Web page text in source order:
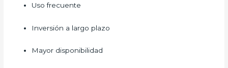
Uso frecuente
Inversión a largo plazo
Mayor disponibilidad